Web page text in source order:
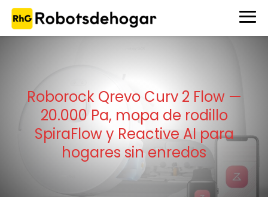
Roborock Qrevo Curv 2 Flow —
20.000 Pa, mopa de rodillo
SpiraFlow y Reactive AI para
hogares sin enredos